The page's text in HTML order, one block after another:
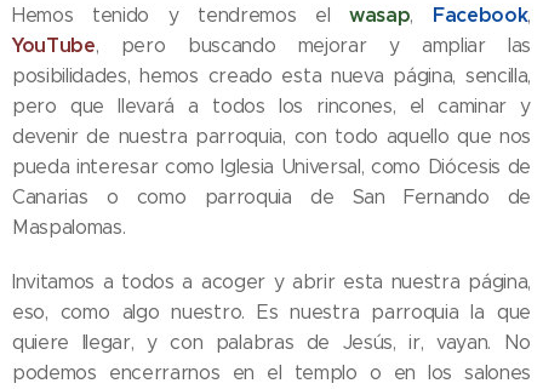
Hemos tenido y tendremos elwasap, Facebook,
YouTube, pero buscando mejorar y ampliar las
posibilidades, hemos creado esta nueva página, sencilla,
pero que llevará a todos los rincones, el caminar y
devenir de nuestra parroquia, con todo aquello que nos
pueda interesar como Iglesia Universal, como Diócesis de
Canarias o como parroquia de San Fernando de
Maspalomas.
Invitamos a todos a acoger y abrir esta nuestra página,
eso, como algo nuestro. Es nuestra parroquia la que
quiere llegar, y con palabras de Jesús, ir, vayan. No
podemos encerrarnos en el templo o en los salones